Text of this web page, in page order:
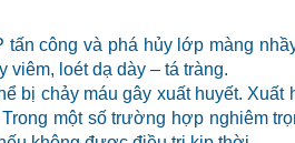
công và phá hủy lớp màng
viêm, loét dạ dày – tá tràng.
bị chảy máu gây xuất huyết. Xuất
một số trường hợp nghiêm